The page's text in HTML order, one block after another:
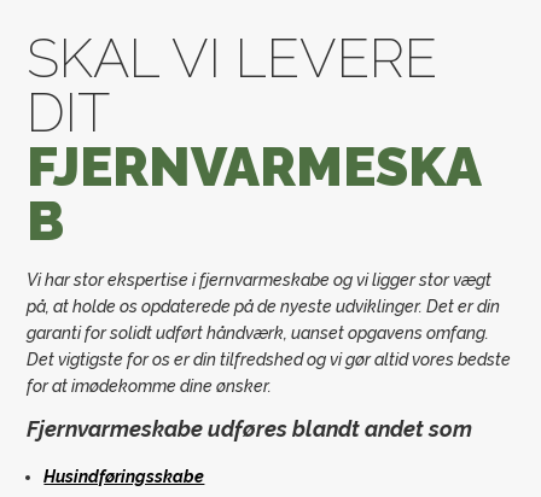
SKAL VI LEVERE
DIT
FJERNVARMESKA
B
Vi har stor ekspertise i fjernvarmeskabe og vi ligger stor vægt
på, at holde os opdaterede på de nyeste udviklinger. Det er din
garanti for solidt udført håndværk, uanset opgavens omfang.
Det vigtigste for os er din tilfredshed og vi gør altid vores bedste
for at imødekomme dine ønsker.
Fjernvarmeskabe udføres blandt andet som
Husindføringsskabe